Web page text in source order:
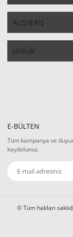
ALIŞVERİŞ
ÜYELİK
E-BÜLTEN
Tüm kampanya ve
kaydolunuz.
© Tüm hakları